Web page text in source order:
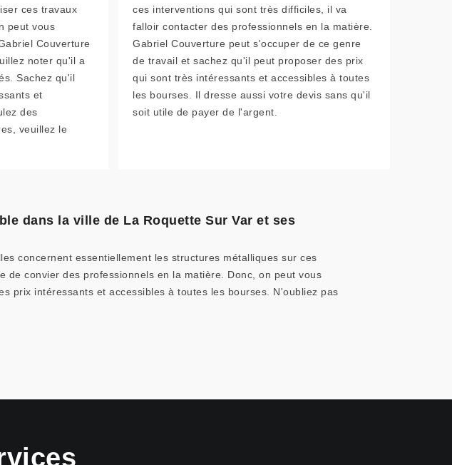
ces travaux
peut vous
Couverture
noter qu'il a
Sachez qu'il
et
des
veuillez le
ces interventions qui sont très difficiles, il va
falloir contacter des professionnels en la matière.
Gabriel Couverture peut s'occuper de ce genre
de travail et sachez qu'il peut proposer des prix
qui sont très intéressants et accessibles à toutes
les bourses. Il dresse aussi votre devis sans qu'il
soit utile de payer de l'argent.
dans la ville de La Roquette Sur Var et ses
concernent essentiellement les structures métalliques sur ces
convier des professionnels en la matière. Donc, on peut vous
prix intéressants et accessibles à toutes les bourses. N'oubliez pas